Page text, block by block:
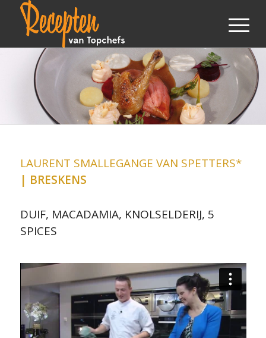
LAURENT SMALLEGANGE VAN SPETTERS*
| BRESKENS
DUIF, MACADAMIA, KNOLSELDERIJ, 5
SPICES